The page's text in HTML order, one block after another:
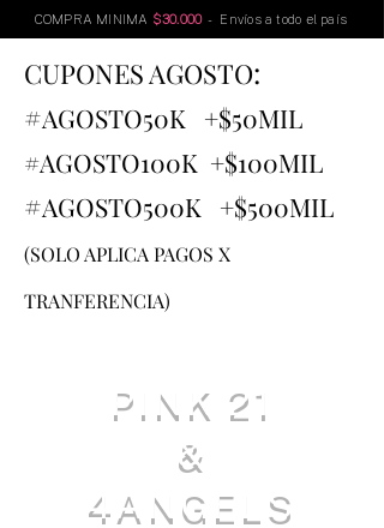
COMPRA MINIMA $30.000 - Envíos a todo el país
CUPONES AGOSTO:
#AGOSTO50K +$50MIL
#AGOSTO100K +$100MIL
#AGOSTO500K +$500MIL
(SOLO APLICA PAGOS X
TRANFERENCIA)
PINK 21
&
4ANGELS